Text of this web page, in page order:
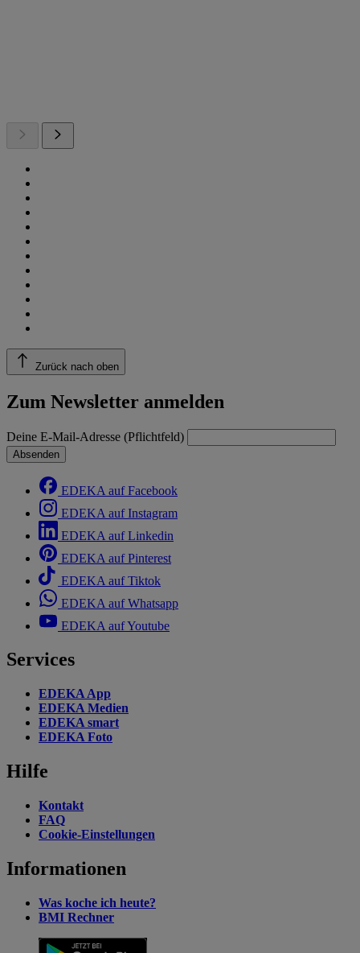
Zurück nach oben
Zum Newsletter anmelden
Deine E-Mail-Adresse (Pflichtfeld)
Absenden
EDEKA auf Facebook
EDEKA auf Instagram
EDEKA auf Linkedin
EDEKA auf Pinterest
EDEKA auf Tiktok
EDEKA auf Whatsapp
EDEKA auf Youtube
Services
EDEKA App
EDEKA Medien
EDEKA smart
EDEKA Foto
Hilfe
Kontakt
FAQ
Cookie-Einstellungen
Informationen
Was koche ich heute?
BMI Rechner